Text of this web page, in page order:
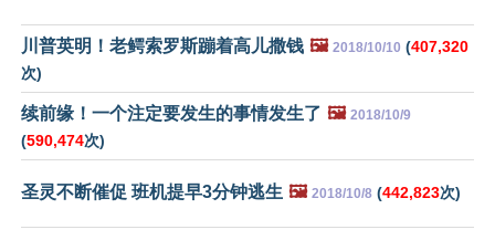
川普英明！老鳄索罗斯蹦着高儿撒钱 🖼️ 2018/10/10 (407,320
次)
续前缘！一个注定要发生的事情发生了 🖼️ 2018/10/9
(590,474次)
圣灵不断催促 班机提早3分钟逃生 🖼️ 2018/10/8 (442,823次)